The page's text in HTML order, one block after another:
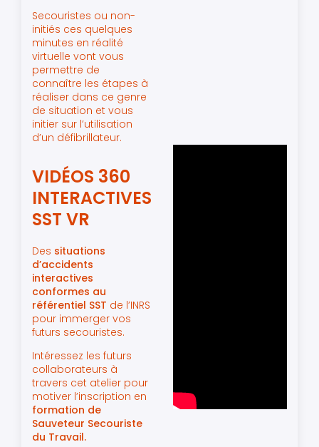
Secouristes ou non-
initiés ces quelques
minutes en réalité
virtuelle vont vous
permettre de
connaître les étapes à
réaliser dans ce genre
de situation et vous
initier sur l’utilisation
d’un défibrillateur.
VIDÉOS 360
INTERACTIVES
SST VR
Des situations
d’accidents
interactives
conformes au
référentiel SST de l’INRS
pour immerger vos
futurs secouristes.
Intéressez les futurs
collaborateurs à
travers cet atelier pour
motiver l’inscription en
formation de
Sauveteur Secouriste
du Travail.